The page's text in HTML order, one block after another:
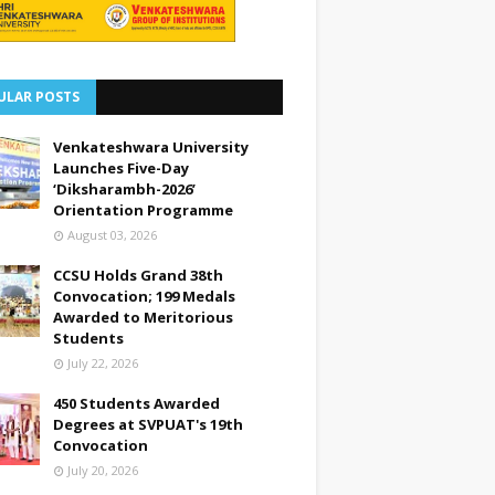
POSTS
Venkateshwara University
Launches Five-Day
‘Diksharambh-2026’
Orientation Programme
August 03, 2026
CCSU Holds Grand 38th
Convocation; 199 Medals
Awarded to Meritorious
Students
July 22, 2026
450 Students Awarded
Degrees at SVPUAT's 19th
Convocation
July 20, 2026